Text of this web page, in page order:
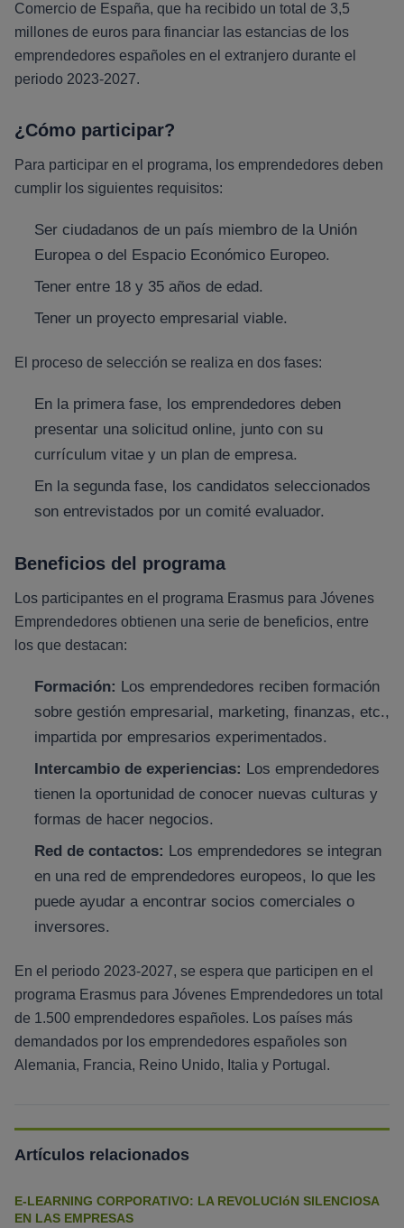
Comercio de España, que ha recibido un total de 3,5
millones de euros para financiar las estancias de los
emprendedores españoles en el extranjero durante el
periodo 2023-2027.
¿Cómo participar?
Para participar en el programa, los emprendedores deben
cumplir los siguientes requisitos:
Ser ciudadanos de un país miembro de la Unión
Europea o del Espacio Económico Europeo.
Tener entre 18 y 35 años de edad.
Tener un proyecto empresarial viable.
El proceso de selección se realiza en dos fases:
En la primera fase, los emprendedores deben
presentar una solicitud online, junto con su
currículum vitae y un plan de empresa.
En la segunda fase, los candidatos seleccionados
son entrevistados por un comité evaluador.
Beneficios del programa
Los participantes en el programa Erasmus para Jóvenes
Emprendedores obtienen una serie de beneficios, entre
los que destacan:
Formación: Los emprendedores reciben formación
sobre gestión empresarial, marketing, finanzas, etc.,
impartida por empresarios experimentados.
Intercambio de experiencias: Los emprendedores
tienen la oportunidad de conocer nuevas culturas y
formas de hacer negocios.
Red de contactos: Los emprendedores se integran
en una red de emprendedores europeos, lo que les
puede ayudar a encontrar socios comerciales o
inversores.
En el periodo 2023-2027, se espera que participen en el
programa Erasmus para Jóvenes Emprendedores un total
de 1.500 emprendedores españoles. Los países más
demandados por los emprendedores españoles son
Alemania, Francia, Reino Unido, Italia y Portugal.
Artículos relacionados
E-LEARNING CORPORATIVO: LA REVOLUCIóN SILENCIOSA
EN LAS EMPRESAS